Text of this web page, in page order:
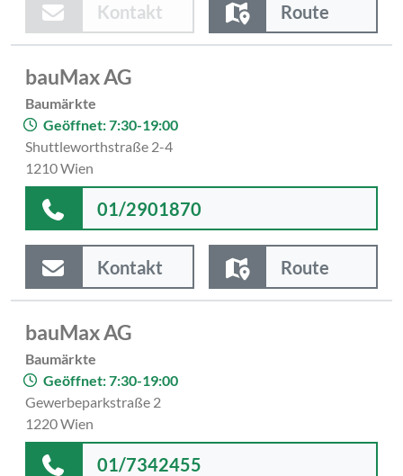
Kontakt Route
bauMax AG
Baumärkte
Geöffnet: 7:30-19:00
Shuttleworthstraße 2-4
1210 Wien
01/2901870
Kontakt Route
bauMax AG
Baumärkte
Geöffnet: 7:30-19:00
Gewerbeparkstraße 2
1220 Wien
01/7342455